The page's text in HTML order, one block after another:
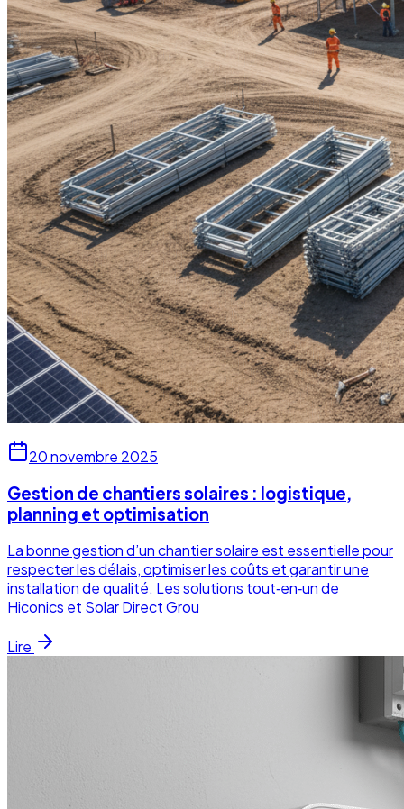
20 novembre 2025
Gestion de chantiers solaires : logistique,
planning et optimisation
La bonne gestion d’un chantier solaire est essentielle pour
respecter les délais, optimiser les coûts et garantir une
installation de qualité. Les solutions tout‑en‑un de
Hiconics et Solar Direct Grou
Lire